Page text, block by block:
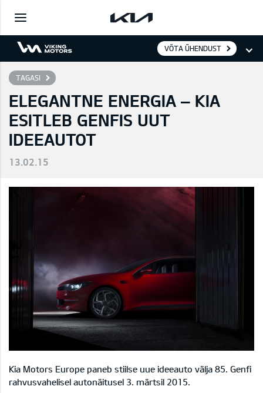
VÕTA ÜHENDUST
TAGASI
ELEGANTNE ENERGIA – KIA
ESITLEB GENFIS UUT
IDEEAUTOT
13.02.15
Kia Motors Europe paneb stiilse uue ideeauto välja 85. Genfi
rahvusvahelisel autonäitusel 3. märtsil 2015.